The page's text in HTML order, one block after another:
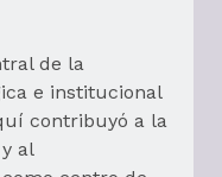
de la
e institucional
contribuyó a la
al